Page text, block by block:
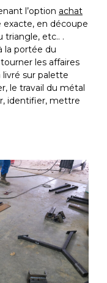
l’option achat
exacte, en découpe
triangle, etc.. .
la portée du
les affaires
livré sur palette
le travail du métal
identifier, mettre